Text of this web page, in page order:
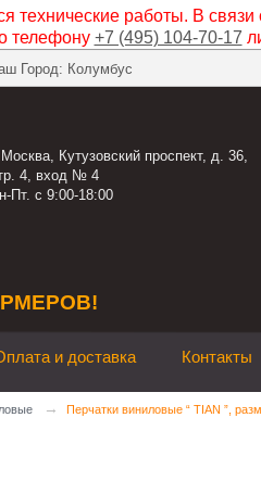
работы. В
телефону +7 (495) 104-70-17
Город: Колумбус
Москва, Кутузовский проспект, д. 36,
4, вход № 4
Пт. с 9:00-18:00
и доставка Контакты
→ Перчатки виниловые “ ТIAN ”,